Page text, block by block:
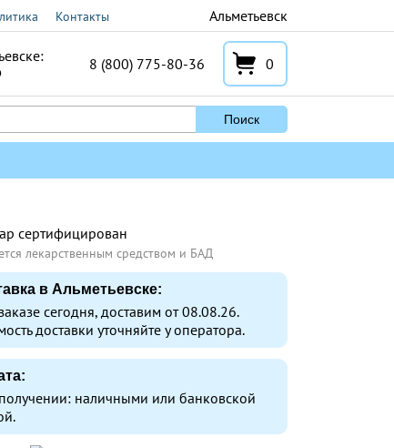
Контакты Альметьевск
8 (800) 775-80-36 0
Поиск
сертифицирован
лекарственным средством и БАД
в Альметьевске:
сегодня, доставим от 08.08.26.
доставки уточняйте у оператора.
наличными или банковской